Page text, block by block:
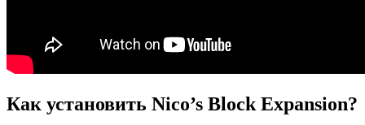
Как установить Nico’s Block Expansion?